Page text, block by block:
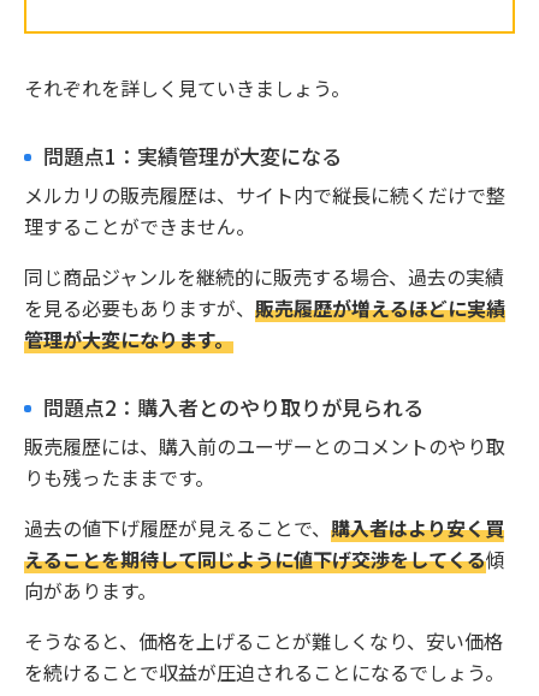
それぞれを詳しく見ていきましょう。
問題点1：実績管理が大変になる
メルカリの販売履歴は、サイト内で縦長に続くだけで整
理することができません。
同じ商品ジャンルを継続的に販売する場合、過去の実績
を見る必要もありますが、 販売履歴が増えるほどに実績
管理が大変になります。
問題点2：購入者とのやり取りが見られる
販売履歴には、購入前のユーザーとのコメントのやり取
りも残ったままです。
過去の値下げ履歴が見えることで、 購入者はより安く買
えることを期待して同じように値下げ交渉をしてくる傾
向があります。
そうなると、価格を上げることが難しくなり、安い価格
を続けることで収益が圧迫されることになるでしょう。